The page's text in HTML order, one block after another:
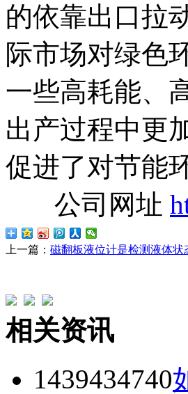
的依靠出口拉
际市场对绿色
一些高耗能、
出产过程中更
促进了对节能
公司网址
上一篇： 磁翻板液位计是检测液体状
相关资讯
1439434740